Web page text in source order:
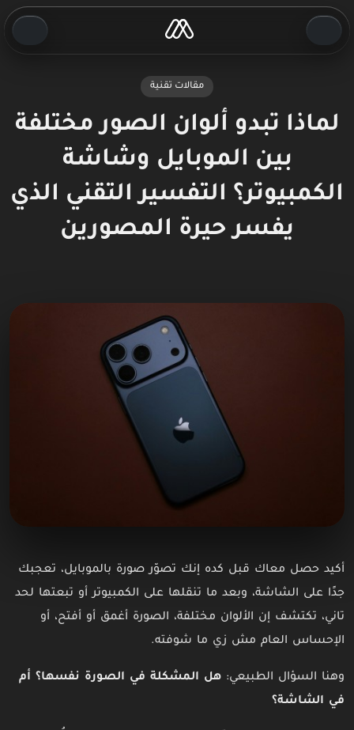
مقالات تقنية
لماذا تبدو ألوان الصور مختلفة
بين الموبايل وشاشة
الكمبيوتر؟ التفسير التقني الذي
يفسر حيرة المصورين
أكيد حصل معاك قبل كده إنك تصوّر صورة بالموبايل، تعجبك
جدًا على الشاشة، وبعد ما تنقلها على الكمبيوتر أو تبعتها لحد
تاني، تكتشف إن الألوان مختلفة، الصورة أغمق أو أفتح، أو
الإحساس العام مش زي ما شوفته.
وهنا السؤال الطبيعي: هل المشكلة في الصورة نفسها؟ أم
في الشاشة؟